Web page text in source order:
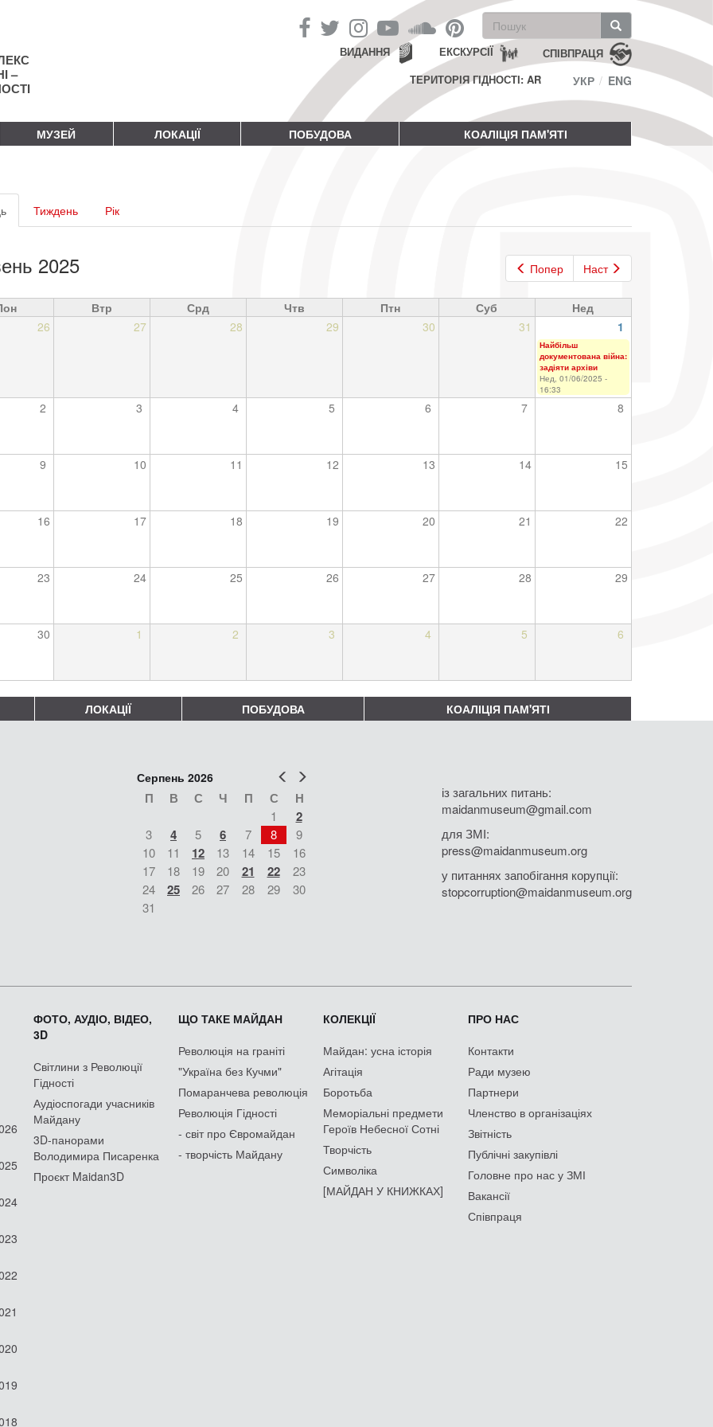
–
Пошукова
форма
Пошук СПІВПРАЦЯ
ЕКСКУРСІЇ
ВИДАННЯ
ТЕРИТОРІЯ ГІДНОСТІ: AR
УКР ENG
МУЗЕЙ ЛОКАЦІЇ ПОБУДОВА КОАЛІЦІЯ ПАМ'ЯТІ
(активна
вкладка)
Тиждень Рік
Попер Наст
2025
Втр Срд Чтв Птн Суб
Нед
26
27 28 29 30 31 1
Найбільш
документована війна:
задіяти архіви
Нед, 01/06/2025 -
16:33
2 3 4 5 6 7 8
9 10 11 12 13 14 15
16 17 18 19 20 21 22
23 24 25 26 27 28 29
30 1 2 3 4 5 6
ЛОКАЦІЇ ПОБУДОВА КОАЛІЦІЯ ПАМ'ЯТІ
Попер
Серпень 2026
П В С Ч П С Н
1 2
3 4 5 6 7 8
9
10
11 12 13 14 15
16
17
18 19 20 21 22
23
24
25 26 27 28 29
30
31
із загальних питань:
maidanmuseum@gmail.com
для ЗМІ:
press@maidanmuseum.org
у питаннях запобігання корупції:
stopcorruption@maidanmuseum.org
ФОТО, АУДІО, ВІДЕО,
3D
Світлини з Революції
Гідності
Аудіоспогади учасників
Майдану
3D-панорами
Володимира Писаренка
Проєкт Maidan3D
ЩО ТАКЕ МАЙДАН
Революція на граніті
"Україна без Кучми"
Помаранчева революція
Революція Гідності
- світ про Євромайдан
- творчість Майдану
КОЛЕКЦІЇ
Майдан: усна історія
Агітація
Боротьба
Меморіальні предмети
Героїв Небесної Сотні
Творчість
Символіка
[МАЙДАН У КНИЖКАХ]
ПРО НАС
Контакти
Ради музею
Партнери
Членство в організаціях
Звітність
Публічні закупівлі
Головне про нас у ЗМІ
Вакансії
Співпраця